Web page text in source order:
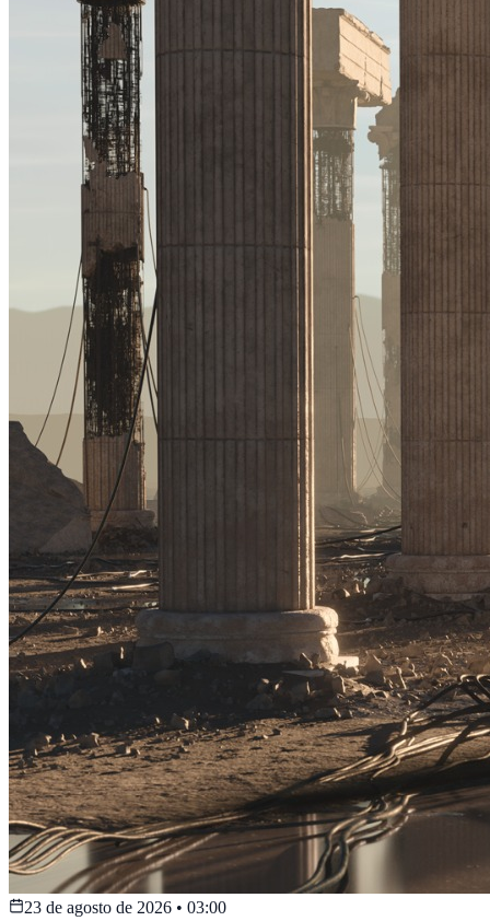
23 de agosto de 2026 • 03:00